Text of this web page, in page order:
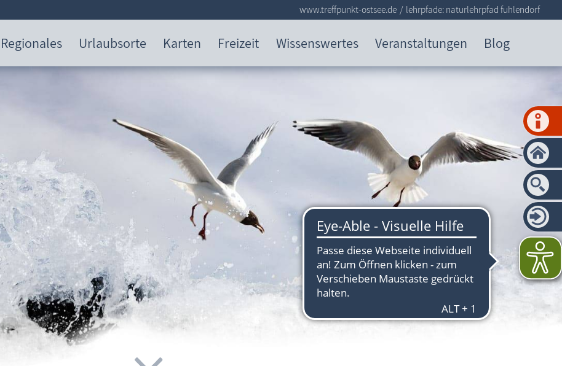
Regionales Urlaubsorte Karten Freizeit Wissenswertes Veranstaltungen Blog
www.treffpunkt-ostsee.de lehrpfade: naturlehrpfad fuhlendorf